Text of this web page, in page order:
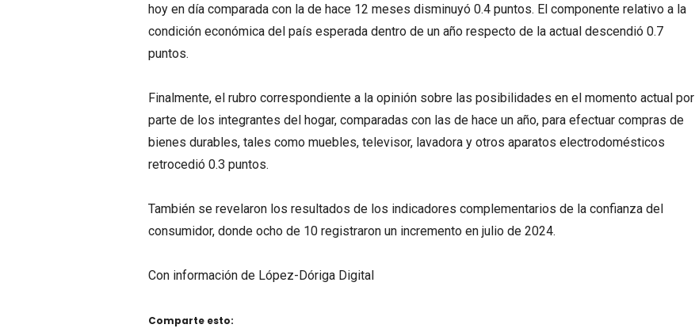
hoy en día comparada con la de hace 12 meses disminuyó 0.4 puntos. El componente relativo a la
condición económica del país esperada dentro de un año respecto de la actual descendió 0.7
puntos.
Finalmente, el rubro correspondiente a la opinión sobre las posibilidades en el momento actual por
parte de los integrantes del hogar, comparadas con las de hace un año, para efectuar compras de
bienes durables, tales como muebles, televisor, lavadora y otros aparatos electrodomésticos
retrocedió 0.3 puntos.
También se revelaron los resultados de los indicadores complementarios de la confianza del
consumidor, donde ocho de 10 registraron un incremento en julio de 2024.
Con información de López-Dóriga Digital
Comparte esto: